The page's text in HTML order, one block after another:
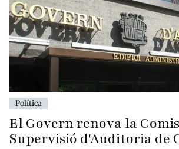
Política
El Govern renova la
Supervisió d'Auditoria de